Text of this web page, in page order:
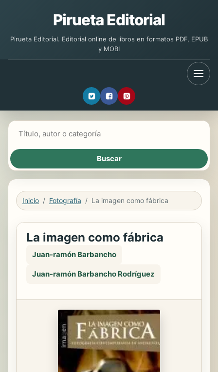
Pirueta Editorial
Pirueta Editorial. Editorial online de libros en formatos PDF, EPUB
y MOBI
Inicio Fotografía La imagen como fábrica
La imagen como fábrica
Juan-ramón Barbancho
Juan-ramón Barbancho Rodríguez